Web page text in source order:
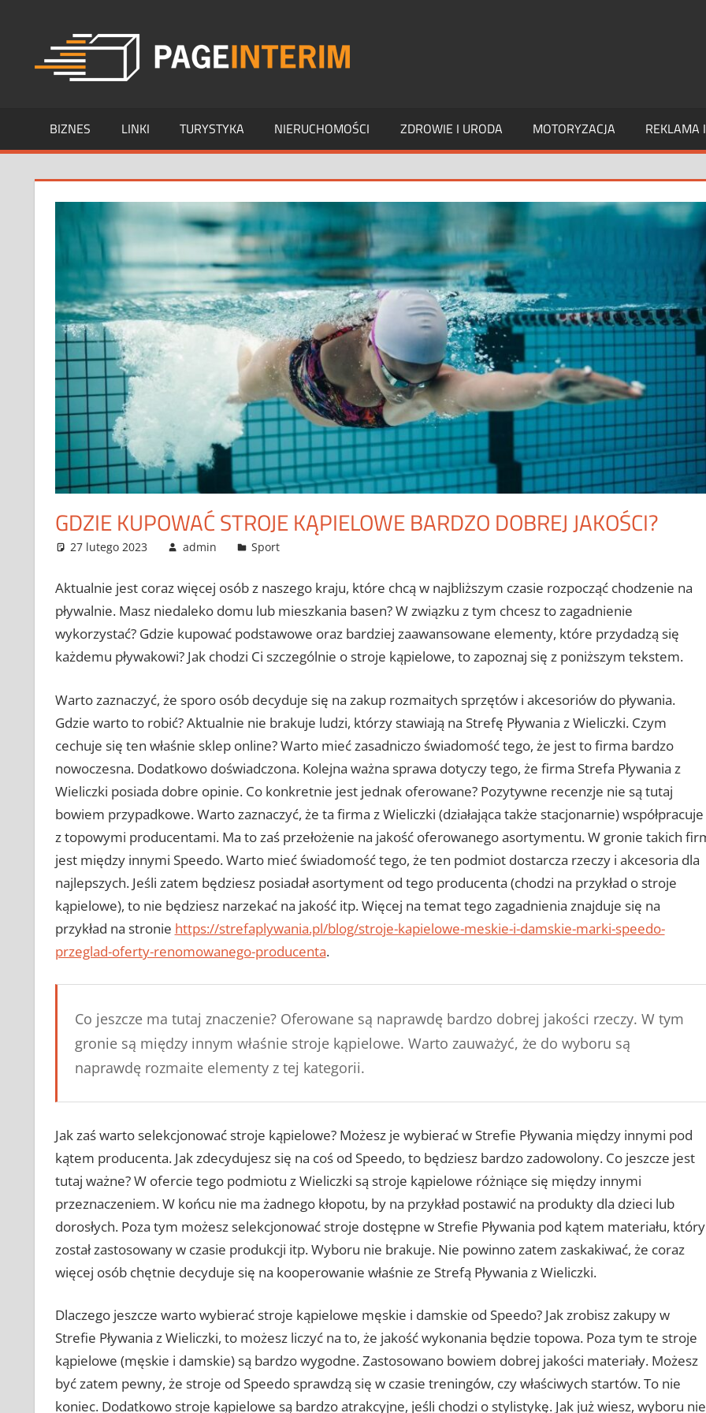
content
BIZNES LINKI TURYSTYKA NIERUCHOMOŚCI ZDROWIE I URODA MOTORYZACJA REKLAMA
GDZIE KUPOWAĆ STROJE KĄPIELOWE BARDZO DOBREJ JAKOŚCI?
27 lutego 2023 admin Sport
Aktualnie jest coraz więcej osób z naszego kraju, które chcą w najbliższym czasie rozpocząć chodzenie na
pływalnie. Masz niedaleko domu lub mieszkania basen? W związku z tym chcesz to zagadnienie
wykorzystać? Gdzie kupować podstawowe oraz bardziej zaawansowane elementy, które przydadzą się
każdemu pływakowi? Jak chodzi Ci szczególnie o stroje kąpielowe, to zapoznaj się z poniższym tekstem.
Warto zaznaczyć, że sporo osób decyduje się na zakup rozmaitych sprzętów i akcesoriów do pływania.
Gdzie warto to robić? Aktualnie nie brakuje ludzi, którzy stawiają na Strefę Pływania z Wieliczki. Czym
cechuje się ten właśnie sklep online? Warto mieć zasadniczo świadomość tego, że jest to firma bardzo
nowoczesna. Dodatkowo doświadczona. Kolejna ważna sprawa dotyczy tego, że firma Strefa Pływania z
Wieliczki posiada dobre opinie. Co konkretnie jest jednak oferowane? Pozytywne recenzje nie są tutaj
bowiem przypadkowe. Warto zaznaczyć, że ta firma z Wieliczki (działająca także stacjonarnie) współpracuje
z topowymi producentami. Ma to zaś przełożenie na jakość oferowanego asortymentu. W gronie takich
jest między innymi Speedo. Warto mieć świadomość tego, że ten podmiot dostarcza rzeczy i akcesoria dla
najlepszych. Jeśli zatem będziesz posiadał asortyment od tego producenta (chodzi na przykład o stroje
kąpielowe), to nie będziesz narzekać na jakość itp. Więcej na temat tego zagadnienia znajduje się na
przykład na stronie https://strefaplywania.pl/blog/stroje-kapielowe-meskie-i-damskie-marki-speedo-
przeglad-oferty-renomowanego-producenta.
Co jeszcze ma tutaj znaczenie? Oferowane są naprawdę bardzo dobrej jakości rzeczy. W tym
gronie są między innym właśnie stroje kąpielowe. Warto zauważyć, że do wyboru są
naprawdę rozmaite elementy z tej kategorii.
Jak zaś warto selekcjonować stroje kąpielowe? Możesz je wybierać w Strefie Pływania między innymi pod
kątem producenta. Jak zdecydujesz się na coś od Speedo, to będziesz bardzo zadowolony. Co jeszcze jest
tutaj ważne? W ofercie tego podmiotu z Wieliczki są stroje kąpielowe różniące się między innymi
przeznaczeniem. W końcu nie ma żadnego kłopotu, by na przykład postawić na produkty dla dzieci lub
dorosłych. Poza tym możesz selekcjonować stroje dostępne w Strefie Pływania pod kątem materiału, który
został zastosowany w czasie produkcji itp. Wyboru nie brakuje. Nie powinno zatem zaskakiwać, że coraz
więcej osób chętnie decyduje się na kooperowanie właśnie ze Strefą Pływania z Wieliczki.
Dlaczego jeszcze warto wybierać stroje kąpielowe męskie i damskie od Speedo? Jak zrobisz zakupy w
Strefie Pływania z Wieliczki, to możesz liczyć na to, że jakość wykonania będzie topowa. Poza tym te stroje
kąpielowe (męskie i damskie) są bardzo wygodne. Zastosowano bowiem dobrej jakości materiały. Możesz
być zatem pewny, że stroje od Speedo sprawdzą się w czasie treningów, czy właściwych startów. To nie
koniec. Dodatkowo stroje kąpielowe są bardzo atrakcyjne, jeśli chodzi o stylistykę. Jak już wiesz, wyboru nie